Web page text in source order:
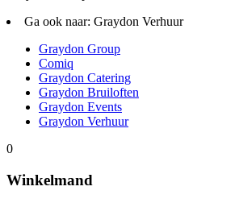
Ga ook naar: Graydon Verhuur
Graydon Group
Comiq
Graydon Catering
Graydon Bruiloften
Graydon Events
Graydon Verhuur
0
Winkelmand